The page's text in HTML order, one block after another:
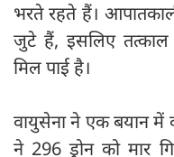
भरते रहते हैं।
जुटे हैं, इसलिए
मिल पाई है।
वायुसेना ने एक बयान में
ने 296 ड्रोन को मार